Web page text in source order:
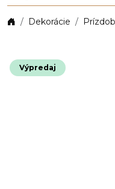
Dekorácie
Výpredaj